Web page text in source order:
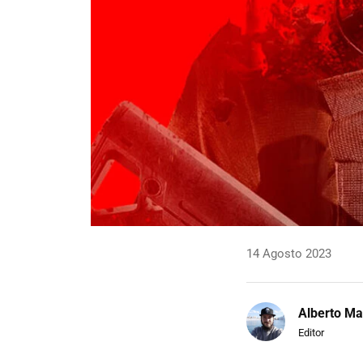
14 Agosto 2023
Alberto
Editor